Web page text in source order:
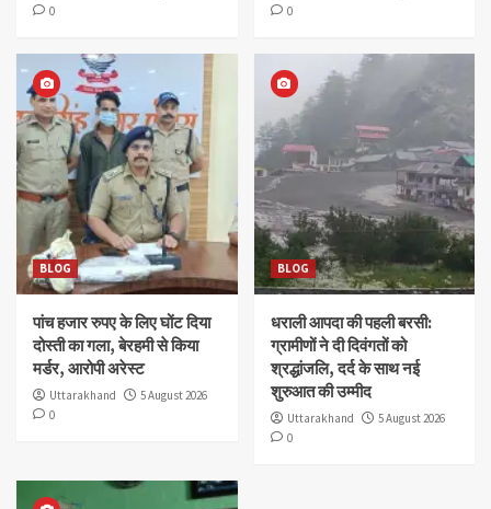
0
0
BLOG
पांच हजार रुपए के लिए घोंट दिया
दोस्ती का गला, बेरहमी से किया
मर्डर, आरोपी अरेस्ट
Uttarakhand
5 August 2026
0
BLOG
धराली आपदा की पहली बरसी:
ग्रामीणों ने दी दिवंगतों को
श्रद्धांजलि, दर्द के साथ नई
शुरुआत की उम्मीद
Uttarakhand
5 August 2026
0